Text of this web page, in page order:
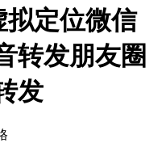
拟定位微信
转发朋友圈
发